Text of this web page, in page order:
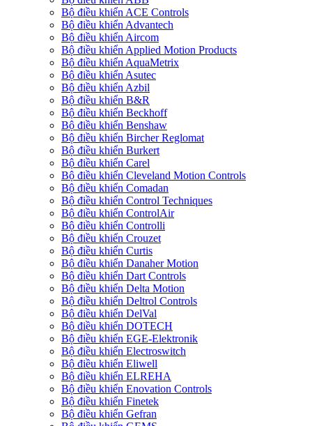
Bộ điều khiển ACE Controls
Bộ điều khiển Advantech
Bộ điều khiển Aircom
Bộ điều khiển Applied Motion Products
Bộ điều khiển AquaMetrix
Bộ điều khiển Asutec
Bộ điều khiển Azbil
Bộ điều khiển B&R
Bộ điều khiển Beckhoff
Bộ điều khiển Benshaw
Bộ điều khiển Bircher Reglomat
Bộ điều khiển Burkert
Bộ điều khiển Carel
Bộ điều khiển Cleveland Motion Controls
Bộ điều khiển Comadan
Bộ điều khiển Control Techniques
Bộ điều khiển ControlAir
Bộ điều khiển Controlli
Bộ điều khiển Crouzet
Bộ điều khiển Curtis
Bộ điều khiển Danaher Motion
Bộ điều khiển Dart Controls
Bộ điều khiển Delta Motion
Bộ điều khiển Deltrol Controls
Bộ điều khiển DelVal
Bộ điều khiển DOTECH
Bộ điều khiển EGE-Elektronik
Bộ điều khiển Electroswitch
Bộ điều khiển Eliwell
Bộ điều khiển ELREHA
Bộ điều khiển Enovation Controls
Bộ điều khiển Finetek
Bộ điều khiển Gefran